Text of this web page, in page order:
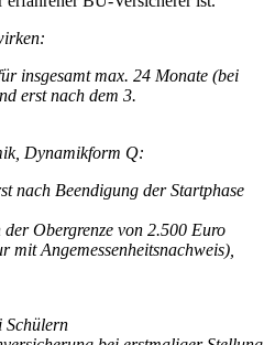
insgesamt max. 24 Monate (bei
erst nach dem 3.
Dynamikform Q:
nach Beendigung der Startphase
Obergrenze von 2.500 Euro
mit Angemessenheitsnachweis),
Schülern